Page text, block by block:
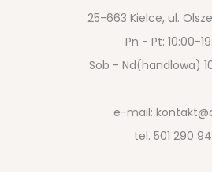
25-663 Kielce, ul.
Pn - Pt: 10:00-
Sob - Nd(handlowa)
e-mail:
tel. 501 290